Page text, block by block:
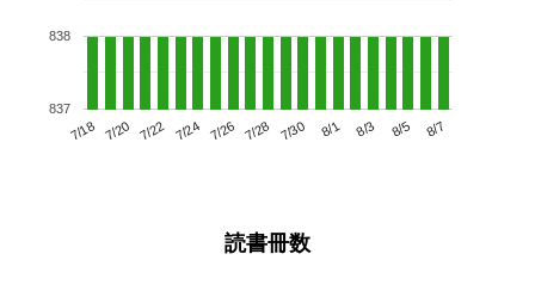
7/18 7/20 7/22 7/24 7/26 7/28 7/30 8/1 8/3 8/5 8/7
837
838
読書冊数